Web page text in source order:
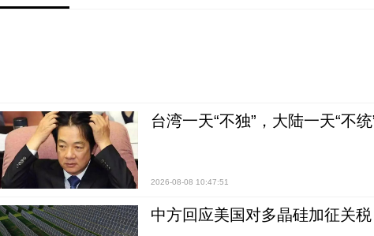
台湾一天“不独”，大陆一天“不
2026-08-08 10:47:51
中方回应美国对多晶硅加征关